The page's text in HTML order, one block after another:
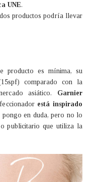
UNE.
productos podría llevar
producto es mínima, su
comparado con la
asiático. Garnier
está inspirado
pongo en duda, pero no lo
publicitario que utiliza la